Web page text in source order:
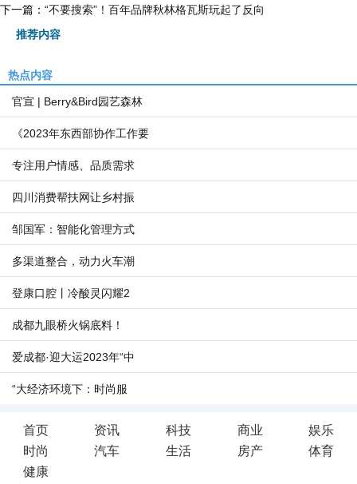
下一篇： “不要搜索”！百年品牌秋林格瓦斯玩起了反向
推荐内容
热点内容
官宣 | Berry&Bird园艺森林
《2023年东西部协作工作要
专注用户情感、品质需求
四川消费帮扶网让乡村振
邹国军：智能化管理方式
多渠道整合，动力火车潮
登康口腔丨冷酸灵闪耀2
成都九眼桥火锅底料！
爱成都·迎大运2023年“中
“大经济环境下：时尚服
首页 资讯 科技 商业
娱乐
时尚
汽车 生活 房产
体育
健康